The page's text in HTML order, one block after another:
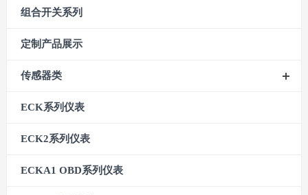
组合开关系列
定制产品展示
传感器类
ECK系列仪表
ECK2系列仪表
ECKA1 OBD系列仪表